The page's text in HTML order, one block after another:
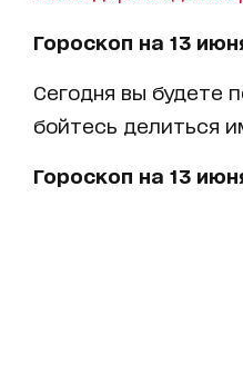
Гороскоп на 13
Сегодня вы будете
бойтесь делиться
Гороскоп на 13